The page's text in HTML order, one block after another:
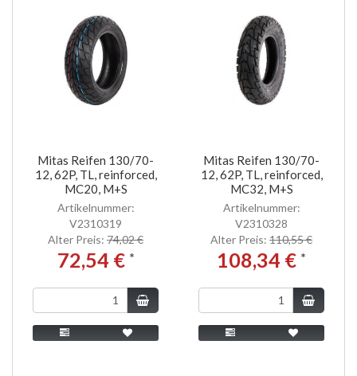
Mitas Reifen 130/70-
12, 62P, TL, reinforced,
MC20, M+S
Artikelnummer:
V2310319
Alter Preis: 74,02 €
72,54 € *
Mitas Reifen 130/70-
12, 62P, TL, reinforced,
MC32, M+S
Artikelnummer:
V2310328
Alter Preis: 110,55 €
108,34 € *